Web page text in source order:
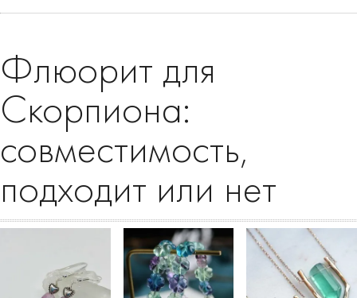
Флюорит для
Скорпиона:
совместимость,
подходит или нет